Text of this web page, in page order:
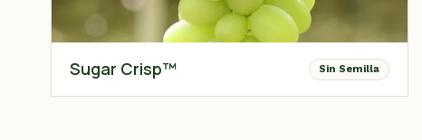
Sugar Crisp™ Sin Semilla